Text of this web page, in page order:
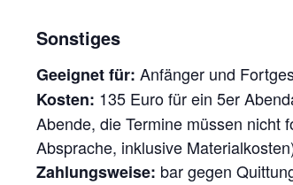
Sonstiges
Geeignet für: Anfänger und
Kosten: 135 Euro für ein 5er
Abende, die Termine müssen nicht
Absprache, inklusive
Zahlungsweise: bar gegen